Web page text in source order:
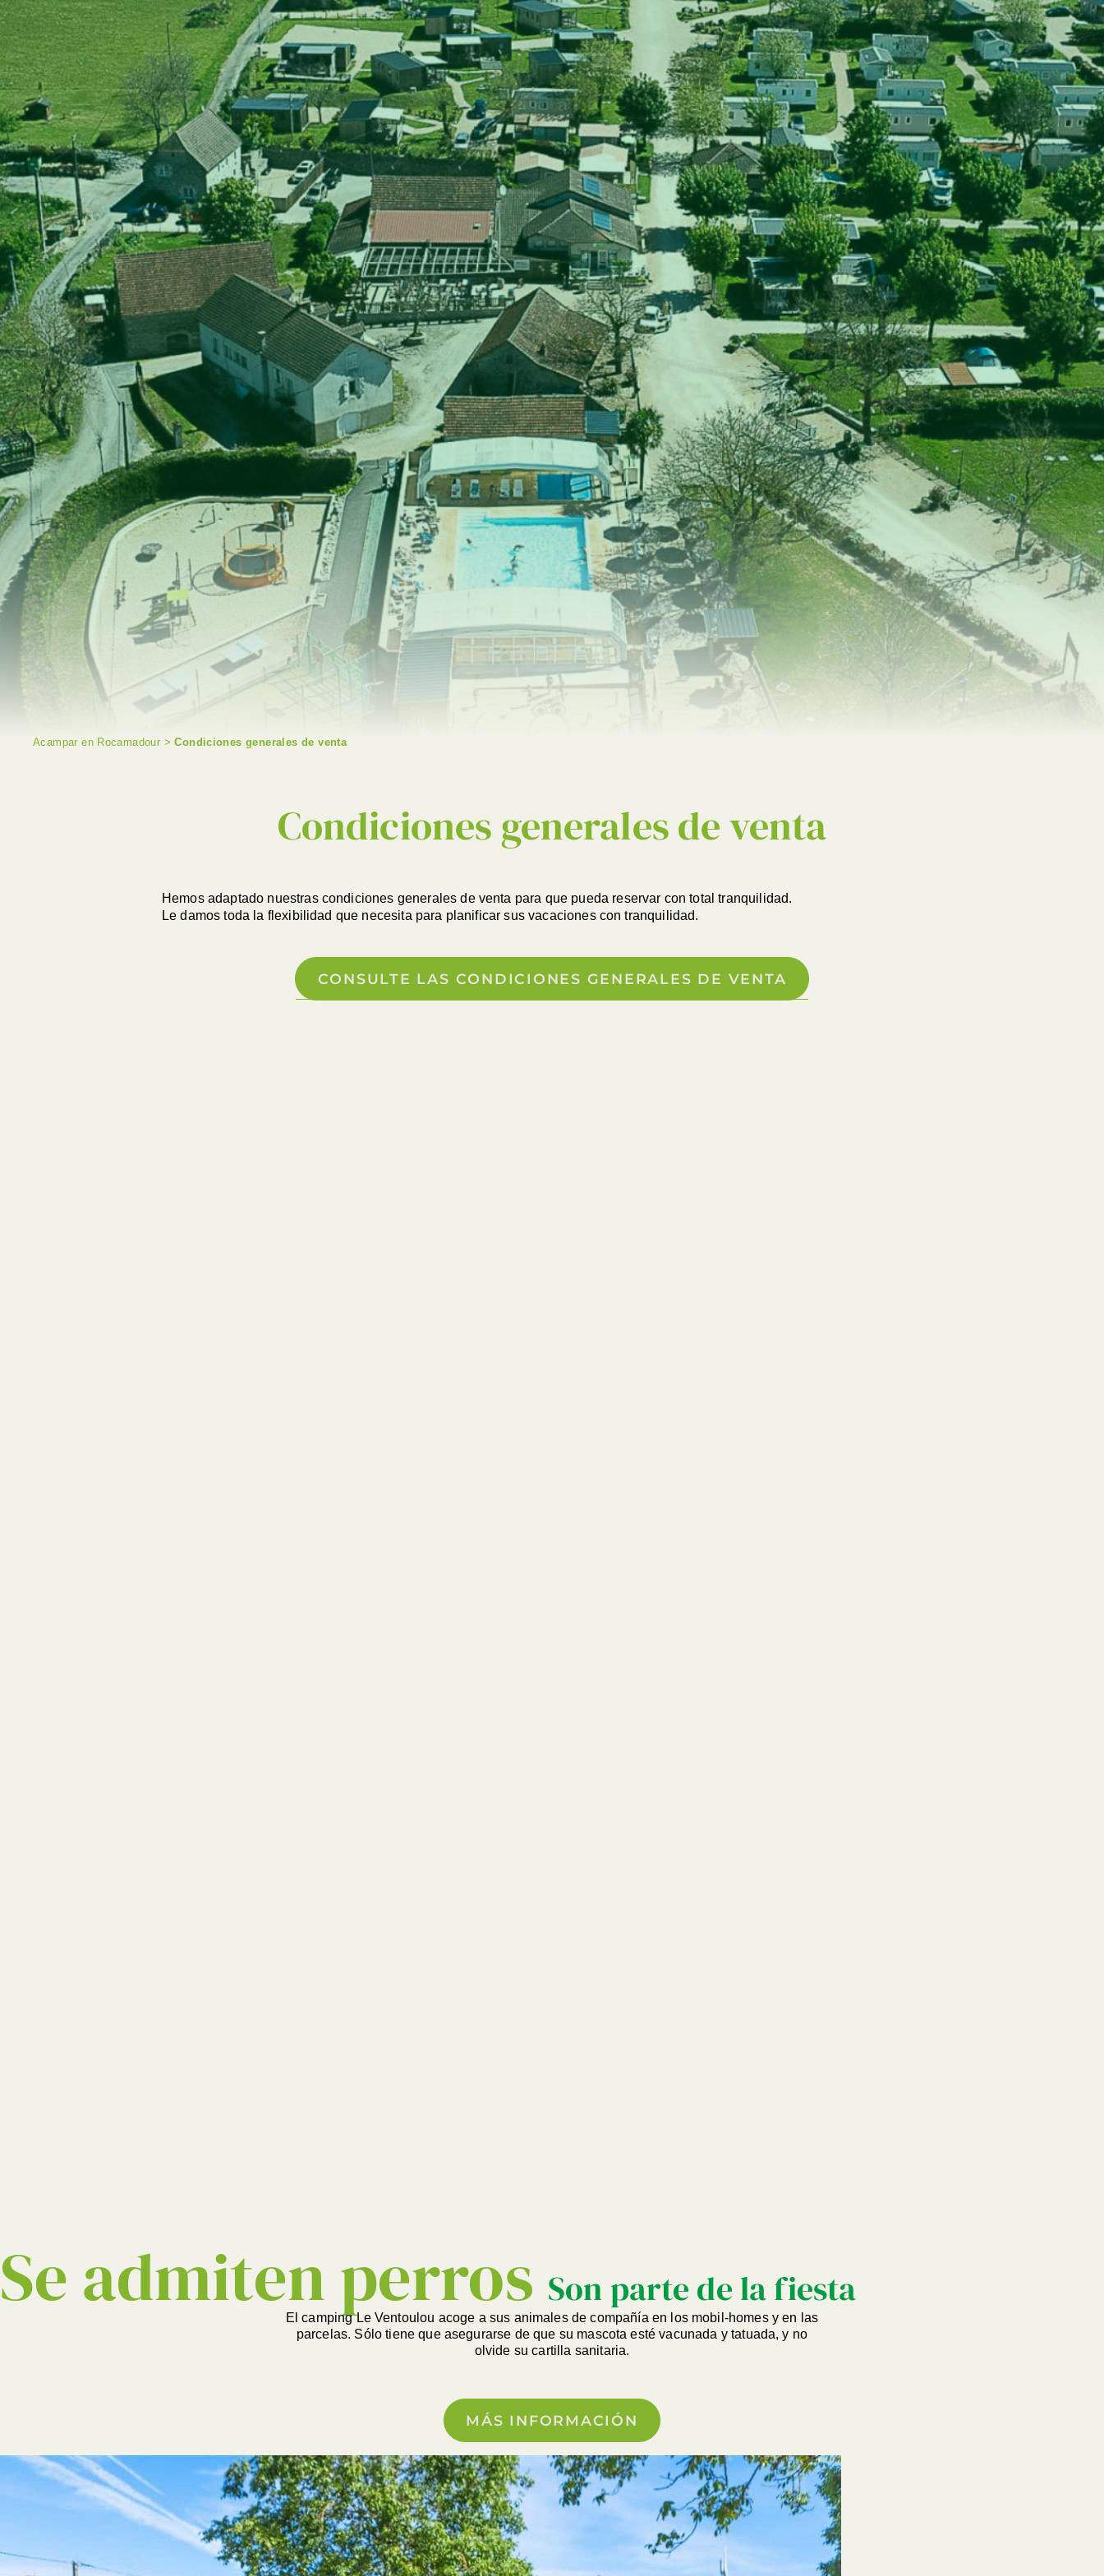
Acampar en Rocamadour >Condiciones generales de venta
Condiciones generales de venta
Hemos adaptado nuestras condiciones generales de venta para que pueda reservar con total tranquilidad.
Le damos toda la flexibilidad que necesita para planificar sus vacaciones con tranquilidad.
CONSULTE LAS CONDICIONES GENERALES DE VENTA
Se admiten perros Son parte de la fiesta
El camping Le Ventoulou acoge a sus animales de compañía en los mobil-homes y en las
parcelas. Sólo tiene que asegurarse de que su mascota esté vacunada y tatuada, y no
olvide su cartilla sanitaria.
MÁS INFORMACIÓN